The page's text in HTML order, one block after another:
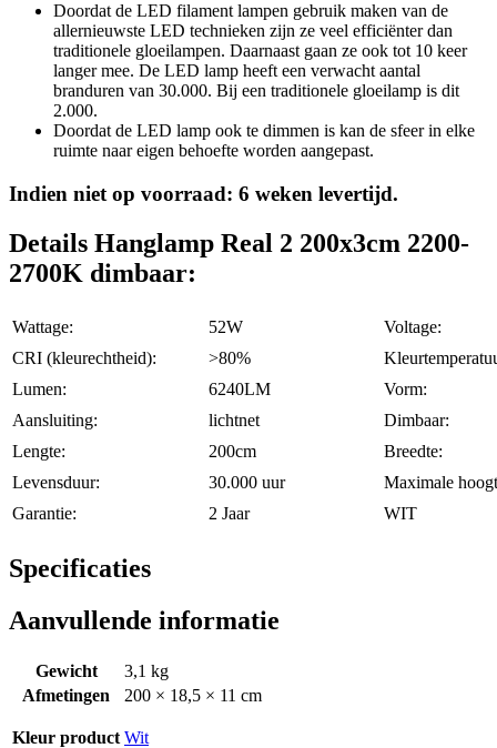
Doordat de LED filament lampen gebruik maken van de
allernieuwste LED technieken zijn ze veel efficiënter dan
traditionele gloeilampen. Daarnaast gaan ze ook tot 10 keer
langer mee. De LED lamp heeft een verwacht aantal
branduren van 30.000. Bij een traditionele gloeilamp is dit
2.000.
Doordat de LED lamp ook te dimmen is kan de sfeer in elke
ruimte naar eigen behoefte worden aangepast.
Indien niet op voorraad: 6 weken levertijd.
Details Hanglamp Real 2 200x3cm 2200-
2700K dimbaar:
Wattage: 52W
Voltage:
CRI (kleurechtheid):
>80%
Lumen:
6240LM
Vorm:
Aansluiting:
lichtnet
Dimbaar:
Lengte:
200cm
Breedte:
Levensduur:
30.000 uur
Maximale
Garantie:
2 Jaar WIT
Specificaties
Aanvullende informatie
Gewicht
3,1 kg
Afmetingen
200 × 18,5 × 11 cm
Kleur product Wit